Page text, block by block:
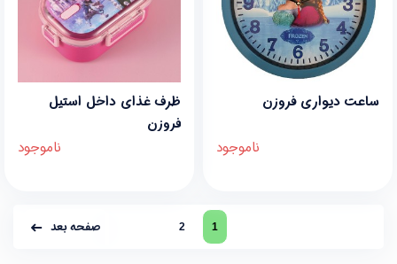
ساعت دیواری فروزن
ناموجود
ظرف غذای داخل استیل
فروزن
ناموجود
1
2 صفحه بعد